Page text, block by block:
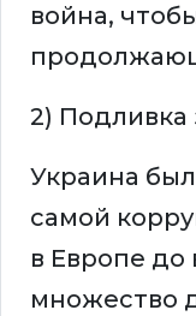
война,
2) Подливка
Украина
самой
в Европе до
множество